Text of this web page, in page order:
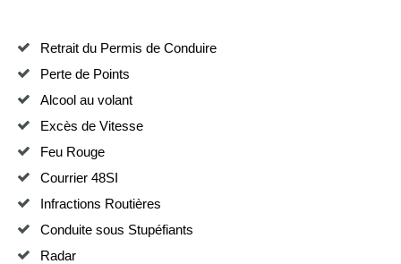
Retrait du Permis de Conduire
Perte de Points
Alcool au volant
Excès de Vitesse
Feu Rouge
Courrier 48SI
Infractions Routières
Conduite sous Stupéfiants
Radar